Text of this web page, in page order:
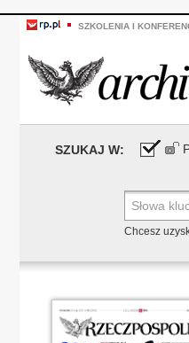
SZKOLENIA I
SZUKAJ W:
Chcesz